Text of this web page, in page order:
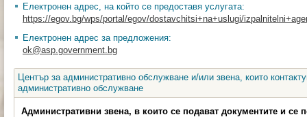
Електронен адрес, на който се предоставя услугата:
https://egov.bg/wps/portal/egov/dostavchitsi+na+uslugi/
Електронен адрес за предложения:
ok@asp.government.bg
Център за административно обслужване и/или звена, които
административно обслужване
Административни звена, в които се подават документите и се